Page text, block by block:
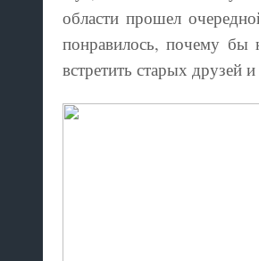
области прошел
понравилось, почему бы
встретить старых друзей